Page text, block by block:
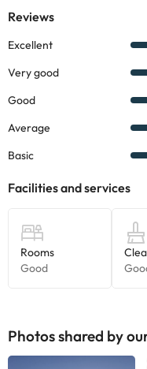
Some of the services
can check the applicable
accommodation. If you
Photos shared by